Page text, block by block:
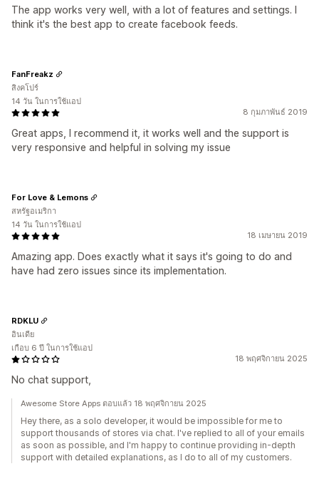
The app works very well, with a lot of features and settings. I
think it's the best app to create facebook feeds.
8 กุมภาพันธ์ 2019
Great apps, I recommend it, it works well and the support is
very responsive and helpful in solving my issue
FanFreakz
สิงคโปร์
14 วัน ในการใช้แอป
18 เมษายน 2019
Amazing app. Does exactly what it says it's going to do and
have had zero issues since its implementation.
For Love & Lemons
สหรัฐอเมริกา
14 วัน ในการใช้แอป
18 พฤศจิกายน 2025
No chat support,
RDKLU
อินเดีย
เกือบ 6 ปี ในการใช้แอป
Awesome Store Apps ตอบแล้ว 18 พฤศจิกายน 2025
Hey there, as a solo developer, it would be impossible for me to
support thousands of stores via chat. I've replied to all of your emails
as soon as possible, and I'm happy to continue providing in-depth
support with detailed explanations, as I do to all of my customers.